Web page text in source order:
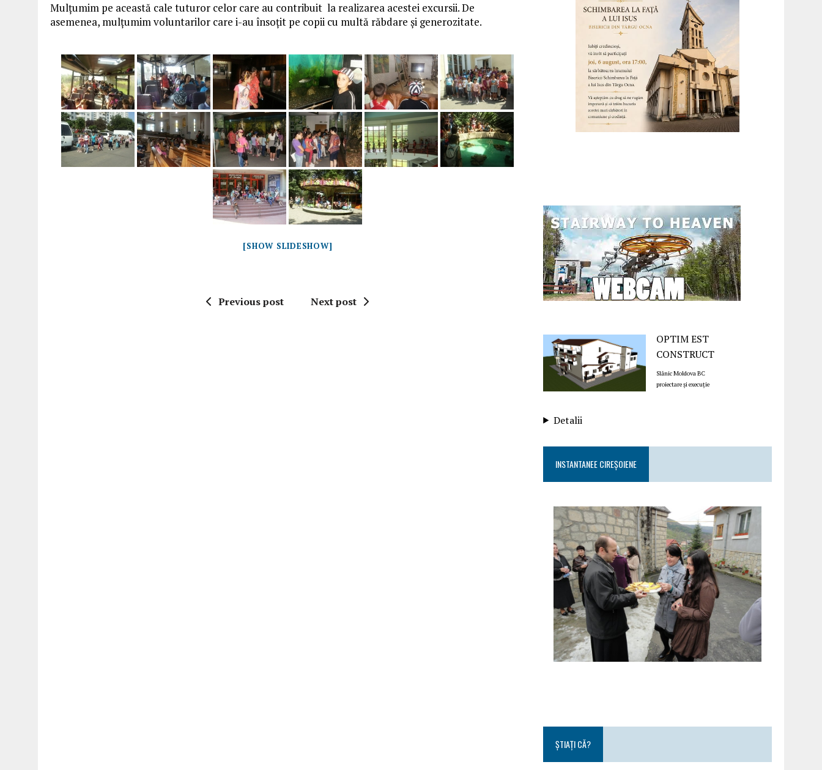
Mulțumim pe această cale tuturor celor care au contribuit la realizarea acestei excursii. De
asemenea, mulțumim voluntarilor care i-au însoțit pe copii cu multă răbdare și generozitate.
[SHOW SLIDESHOW]
Previous post Next post
OPTIM EST
CONSTRUCT
Slănic Moldova BC
proiectare și execuție
Detalii
INSTANTANEE CIREȘOIENE
ȘTIAȚI CĂ?